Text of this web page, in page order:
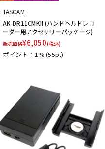
TASCAM
AK-DR11CMKII (ハンドヘルドレコ
ーダー用アクセサリーパッケージ)
販売価格¥6,050(税込)
ポイント：1%(55pt)